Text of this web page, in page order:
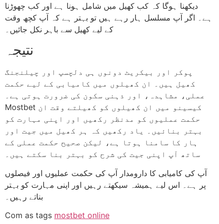
دیکھنا ہوگا کہ کب کھیل میں شامل ہونا ہے اور کب چھوڑنا
ہے۔ اگر آپ مسلسل ہار رہے ہیں تو بہتر ہے کہ آپ کچھ وقت
کے لیے کھیل سے باہر نکل جائیں۔
نتیجہ
پوکر اور بیکریٹ دونوں ہی دلچسپ اور چیلنجنگ
کھیل ہیں۔ ان کھیلوں میں کامیابی کے لیے حکمت
عملی، مشاہدہ، اور ذہنی سکون کی ضرورت ہوتی ہے۔
Mostbet کیسینو میں ان کھیلوں کو کھیلتے وقت ان
حکمت عملیوں کو مدنظر رکھیں اور اپنی مہارت کو
بہتر بنائیں۔ یاد رکھیں کہ ہر کھیل میں جیت اور
ہار کا سامنا ہوتا ہے، لیکن صحیح حکمت عملی کے
ساتھ آپ اپنی جیت کی شرح کو بہتر بنا سکتے ہیں۔
آپ کی کامیابی کا دارومدار آپ کی حکمت عملیوں اور فیصلوں
پر ہے۔ اس لیے ہمیشہ سیکھتے رہیں اور اپنی مہارت کو بہتر
بناتے رہیں۔
Com as tags mostbet online